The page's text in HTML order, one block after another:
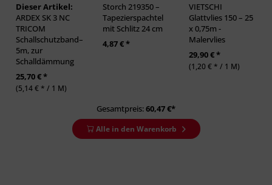
Dieser Artikel:
ARDEX SK 3 NC
TRICOM
Schallschutzband–
5m, zur
Schalldämmung
25,70 € *
(5,14 € * / 1 M)
Storch 219350 –
Tapezierspachtel
mit Schlitz 24 cm
4,87 € *
VIETSCHI
Glattvlies 150 – 25
x 0,75m -
Malervlies
29,90 € *
(1,20 € * / 1 M)
Gesamtpreis:60,47€*
Alle in den Warenkorb